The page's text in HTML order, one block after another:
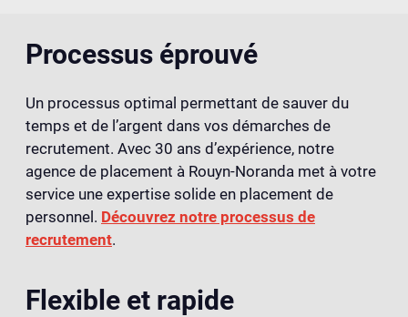
Processus éprouvé
Un processus optimal permettant de sauver du
temps et de l’argent dans vos démarches de
recrutement. Avec 30 ans d’expérience, notre
agence de placement à Rouyn-Noranda met à votre
service une expertise solide en placement de
personnel. Découvrez notre processus de
recrutement.
Flexible et rapide